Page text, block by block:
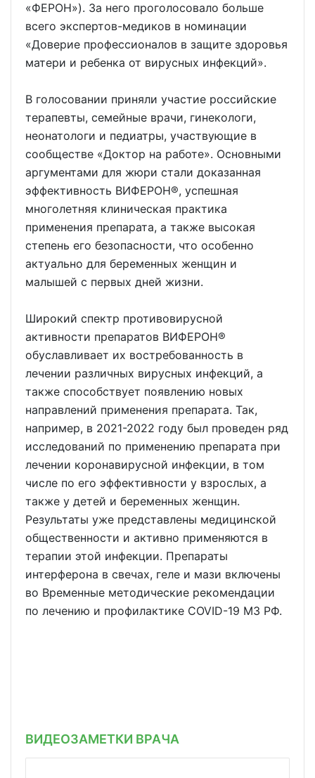
«ФЕРОН»). За него проголосовало больше
всего экспертов-медиков в номинации
«Доверие профессионалов в защите здоровья
матери и ребенка от вирусных инфекций».
В голосовании приняли участие российские
терапевты, семейные врачи, гинекологи,
неонатологи и педиатры, участвующие в
сообществе «Доктор на работе». Основными
аргументами для жюри стали доказанная
эффективность ВИФЕРОН®, успешная
многолетняя клиническая практика
применения препарата, а также высокая
степень его безопасности, что особенно
актуально для беременных женщин и
малышей с первых дней жизни.
Широкий спектр противовирусной
активности препаратов ВИФЕРОН®
обуславливает их востребованность в
лечении различных вирусных инфекций, а
также способствует появлению новых
направлений применения препарата. Так,
например, в 2021-2022 году был проведен ряд
исследований по применению препарата при
лечении коронавирусной инфекции, в том
числе по его эффективности у взрослых, а
также у детей и беременных женщин.
Результаты уже представлены медицинской
общественности и активно применяются в
терапии этой инфекции. Препараты
интерферона в свечах, геле и мази включены
во Временные методические рекомендации
по лечению и профилактике COVID-19 МЗ РФ.
ВИДЕОЗАМЕТКИ ВРАЧА